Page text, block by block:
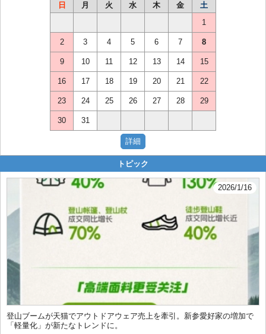
日 月 火 水 木 金
土
1
2 3 4 5 6 7 8
9 10 11 12 13 14 15
16 17 18 19 20 21 22
23 24 25 26 27 28 29
30 31
トピック
2026/1/16
登山ブームが天猫でアウトドアウェア売上を牽引。新参愛好家の増加で
「軽量化」が新たなトレンドに。